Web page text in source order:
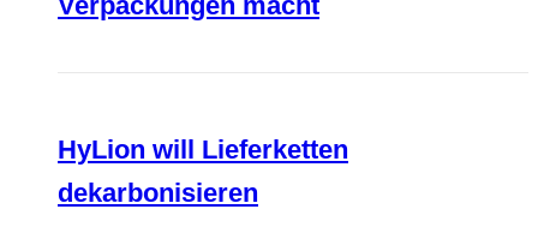
HyLion will Lieferketten
dekarbonisieren